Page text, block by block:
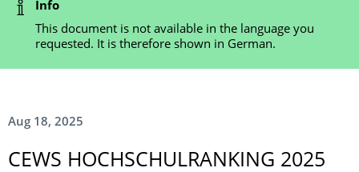
Status Message
Info
This document is not available in the language you
requested. It is therefore shown in German.
Aug 18, 2025
CEWS HOCHSCHULRANK­ING 2025